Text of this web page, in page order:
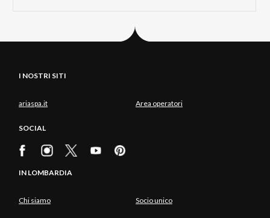
I NOSTRI SITI
ariaspa.it Area operatori
SOCIAL
IN LOMBARDIA
Chi siamo Socio unico